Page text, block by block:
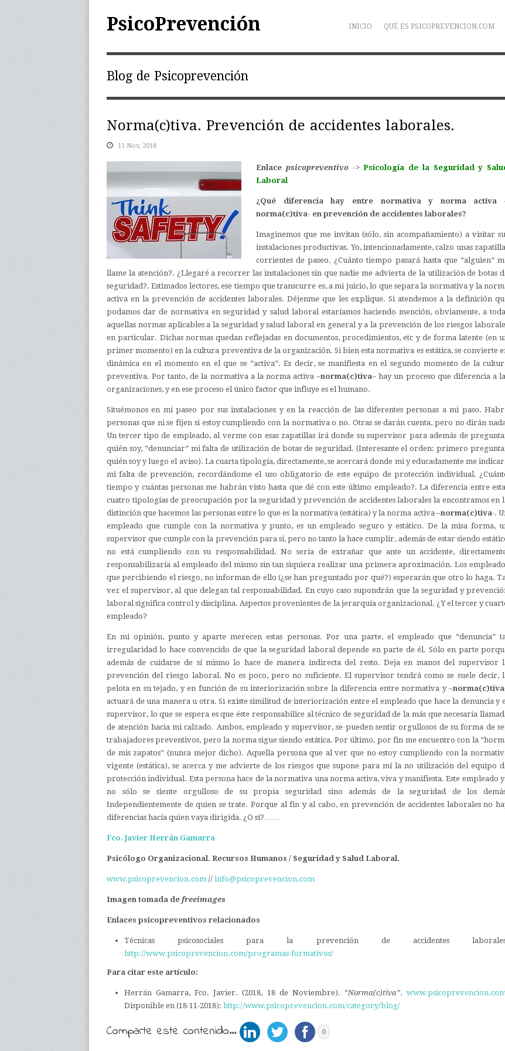
PsicoPrevención INICIO QUÉ ES PSICOPREVENCION.COM
Blog de Psicoprevención
Norma(c)tiva. Prevención de accidentes laborales.
11 Nov, 2018
Enlace psicopreventivo->Psicología de la Seguridad y
Laboral
¿Qué diferencia hay entre normativa y norma activa
norma(c)tiva- en prevención de accidentes laborales?
Imaginemos que me invitan (sólo, sin acompañamiento) a visitar
instalaciones productivas. Yo, intencionadamente, calzo unas
corrientes de paseo. ¿Cuánto tiempo pasará hasta que “alguien”
llame la atención?. ¿Llegaré a recorrer las instalaciones sin que nadie me advierta de la utilización de botas
seguridad?. Estimados lectores, ese tiempo que transcurre es, a mi juicio, lo que separa la normativa y la
activa en la prevención de accidentes laborales. Déjenme que les explique. Si atendemos a la definición
podamos dar de normativa en seguridad y salud laboral estaríamos haciendo mención, obviamente, a
aquellas normas aplicables a la seguridad y salud laboral en general y a la prevención de los riesgos
en particular. Dichas normas quedan reflejadas en documentos, procedimientos, etc y de forma latente (en
primer momento) en la cultura preventiva de la organización. Si bien esta normativa es estática, se convierte
dinámica en el momento en el que se “activa”. Es decir, se manifiesta en el segundo momento de la
preventiva. Por tanto, de la normativa a la norma activa –norma(c)tiva– hay un proceso que diferencia a
organizaciones, y en ese proceso el único factor que influye es el humano.
Situémonos en mi paseo por sus instalaciones y en la reacción de las diferentes personas a mi paso.
personas que ni se fijen si estoy cumpliendo con la normativa o no. Otras se darán cuenta, pero no dirán
Un tercer tipo de empleado, al verme con esas zapatillas irá donde su supervisor para además de
quién soy, “denunciar” mi falta de utilización de botas de seguridad. (Interesante el orden: primero
quién soy y luego el aviso). La cuarta tipología, directamente, se acercará donde mi y educadamente me
mi falta de prevención, recordándome el uso obligatorio de este equipo de protección individual.
tiempo y cuántas personas me habrán visto hasta que dé con este último empleado?. La diferencia entre
cuatro tipologías de preocupación por la seguridad y prevención de accidentes laborales la encontramos en
distinción que hacemos las personas entre lo que es la normativa (estática) y la norma activa –norma(c)tiva-.
empleado que cumple con la normativa y punto, es un empleado seguro y estático. De la misa forma,
supervisor que cumple con la prevención para sí, pero no tanto la hace cumplir, además de estar siendo
no está cumpliendo con su responsabilidad. No sería de extrañar que ante un accidente,
responsabilizaría al empleado del mismo sin tan siquiera realizar una primera aproximación. Los
que percibiendo el riesgo, no informan de ello (¿se han preguntado por qué?) esperarán que otro lo haga.
vez el supervisor, al que delegan tal responsabilidad. En cuyo caso supondrán que la seguridad y
laboral significa control y disciplina. Aspectos provenientes de la jerarquía organizacional. ¿Y el tercer y
empleado?
En mi opinión, punto y aparte merecen estas personas. Por una parte, el empleado que “denuncia”
irregularidad lo hace convencido de que la seguridad laboral depende en parte de él. Sólo en parte
además de cuidarse de sí mismo lo hace de manera indirecta del resto. Deja en manos del supervisor
prevención del riesgo laboral. No es poco, pero no suficiente. El supervisor tendrá como se suele decir,
pelota en su tejado, y en función de su interiorización sobre la diferencia entre normativa y –norma(c)tiva
actuará de una manera u otra. Si existe similitud de interiorización entre el empleado que hace la denuncia y
supervisor, lo que se espera es que éste responsabilice al técnico de seguridad de la más que necesaria
de atención hacia mi calzado. Ambos, empleado y supervisor, se pueden sentir orgullosos de su forma de
trabajadores preventivos, pero la norma sigue siendo estática. Por último, por fin me encuentro con la
de mis zapatos” (nunca mejor dicho). Aquella persona que al ver que no estoy cumpliendo con la
vigente (estática), se acerca y me advierte de los riesgos que supone para mí la no utilización del equipo
protección individual. Esta persona hace de la normativa una norma activa, viva y manifiesta. Este empleado
no sólo se siente orgulloso de su propia seguridad sino además de la seguridad de los
Independientemente de quien se trate. Porque al fin y al cabo, en prevención de accidentes laborales no
diferencias hacía quien vaya dirigida. ¿O sí?……
Fco. Javier Herrán Gamarra
Psicólogo Organizacional. Recursos Humanos / Seguridad y Salud Laboral.
www.psicoprevencion.com // info@psicoprevencion.com
Imagen tomada de freeimages
Enlaces psicopreventivos relacionados
Técnicas psicosociales para la prevención de accidentes
http://www.psicoprevencion.com/programas-formativos/
Para citar este artículo:
Herrán Gamarra, Fco. Javier. (2018, 18 de Noviembre). “Norma(c)tiva”.
Disponible en (18-11-2018): http://www.psicoprevencion.com/category/blog/
Comparte este contenido... 0